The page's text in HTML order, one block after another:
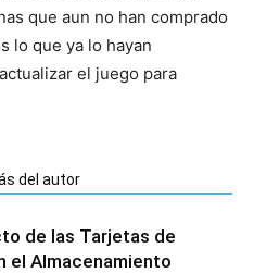
que aun no han comprado
lo que ya lo hayan
el juego para
del autor
de las Tarjetas de
el Almacenamiento